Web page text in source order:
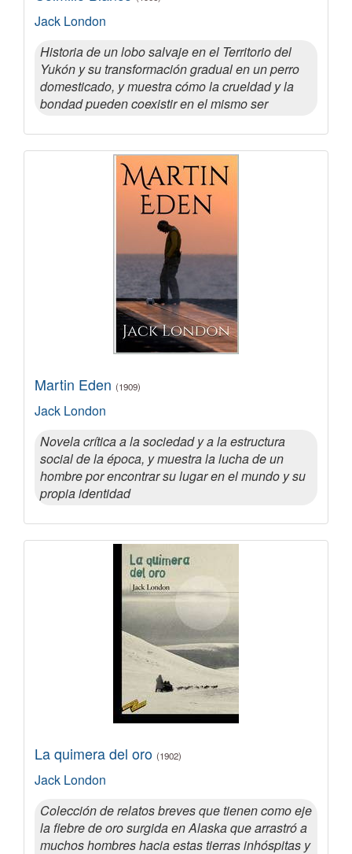
Jack London
Historia de un lobo salvaje en el Territorio del
Yukón y su transformación gradual en un perro
domesticado, y muestra cómo la crueldad y la
bondad pueden coexistir en el mismo ser
Martin Eden (1909)
Jack London
Novela crítica a la sociedad y a la estructura
social de la época, y muestra la lucha de un
hombre por encontrar su lugar en el mundo y su
propia identidad
La quimera del oro (1902)
Jack London
Colección de relatos breves que tienen como eje
la fiebre de oro surgida en Alaska que arrastró a
muchos hombres hacia estas tierras inhóspitas y